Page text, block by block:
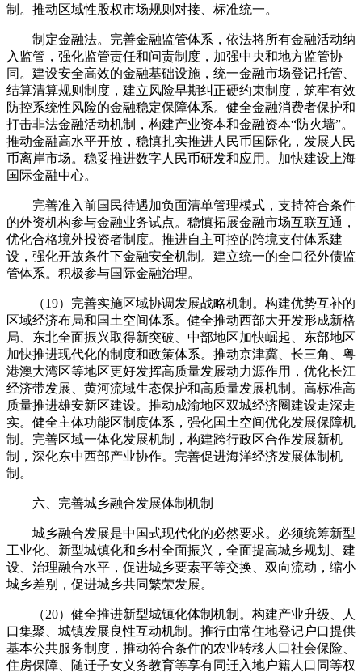
制。推动区域性股权市场规则对接、标准统一。
制定金融法。完善金融监管体系，依法将所有金融活动纳
入监管，强化监管责任和问责制度，加强中央和地方监管协
同。建设安全高效的金融基础设施，统一金融市场登记托管、
结算清算规则制度，建立风险早期纠正硬约束制度，筑牢有效
防控系统性风险的金融稳定保障体系。健全金融消费者保护和
打击非法金融活动机制，构建产业资本和金融资本“防火墙”。
推动金融高水平开放，稳慎扎实推进人民币国际化，发展人民
币离岸市场。稳妥推进数字人民币研发和应用。加快建设上海
国际金融中心。
完善准入前国民待遇加负面清单管理模式，支持符合条件
的外资机构参与金融业务试点。稳慎拓展金融市场互联互通，
优化合格境外投资者制度。推进自主可控的跨境支付体系建
设，强化开放条件下金融安全机制。建立统一的全口径外债监
管体系。积极参与国际金融治理。
（19）完善实施区域协调发展战略机制。构建优势互补的
区域经济布局和国土空间体系。健全推动西部大开发形成新格
局、东北全面振兴取得新突破、中部地区加快崛起、东部地区
加快推进现代化的制度和政策体系。推动京津冀、长三角、粤
港澳大湾区等地区更好发挥高质量发展动力源作用，优化长江
经济带发展、黄河流域生态保护和高质量发展机制。高标准高
质量推进雄安新区建设。推动成渝地区双城经济圈建设走深走
实。健全主体功能区制度体系，强化国土空间优化发展保障机
制。完善区域一体化发展机制，构建跨行政区合作发展新机
制，深化东中西部产业协作。完善促进海洋经济发展体制机
制。
六、完善城乡融合发展体制机制
城乡融合发展是中国式现代化的必然要求。必须统筹新型
工业化、新型城镇化和乡村全面振兴，全面提高城乡规划、建
设、治理融合水平，促进城乡要素平等交换、双向流动，缩小
城乡差别，促进城乡共同繁荣发展。
（20）健全推进新型城镇化体制机制。构建产业升级、人
口集聚、城镇发展良性互动机制。推行由常住地登记户口提供
基本公共服务制度，推动符合条件的农业转移人口社会保险、
住房保障、随迁子女义务教育等享有同迁入地户籍人口同等权